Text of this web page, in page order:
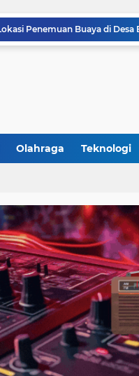
Olahraga Teknologi